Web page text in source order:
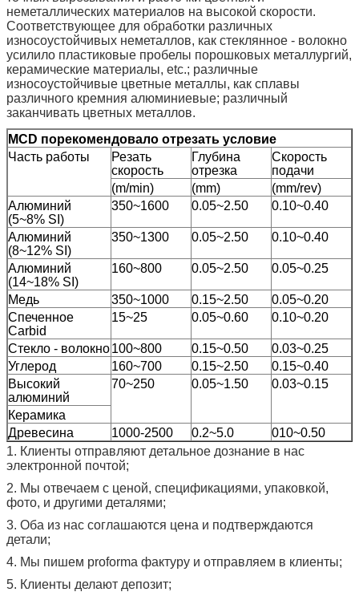
неметаллических материалов на высокой скорости.
Соответствующее для обработки различных
износоустойчивых неметаллов, как стеклянное - волокно
усилило пластиковые пробелы порошковых металлургий,
керамические материалы, etc.; различные
износоустойчивые цветные металлы, как сплавы
различного кремния алюминиевые; различный
заканчивать цветных металлов.
MCD порекомендовало отрезать условие
Часть работы
Резать
скорость
Глубина
отрезка
Скорость
подачи
(m/min)
(mm)
(mm/rev)
Алюминий
(5~8% SI)
350~1600 0.05~2.50 0.10~0.40
Алюминий
(8~12% SI)
350~1300 0.05~2.50 0.10~0.40
Алюминий
(14~18% SI)
160~800 0.05~2.50 0.05~0.25
Медь 350~1000 0.15~2.50
0.05~0.20
Спеченное
Carbid
15~25 0.05~0.60 0.10~0.20
Стекло - волокно100~800 0.15~0.50
0.03~0.25
Углерод
160~700 0.15~2.50
0.15~0.40
Высокий
алюминий
70~250 0.05~1.50 0.03~0.15
Керамика
Древесина
1000-2500 0.2~5.0
010~0.50
1. Клиенты отправляют детальное дознание в нас
электронной почтой;
2. Мы отвечаем с ценой, спецификациями, упаковкой,
фото, и другими деталями;
3. Оба из нас соглашаются цена и подтверждаются
детали;
4. Мы пишем proforma фактуру и отправляем в клиенты;
5. Клиенты делают депозит;